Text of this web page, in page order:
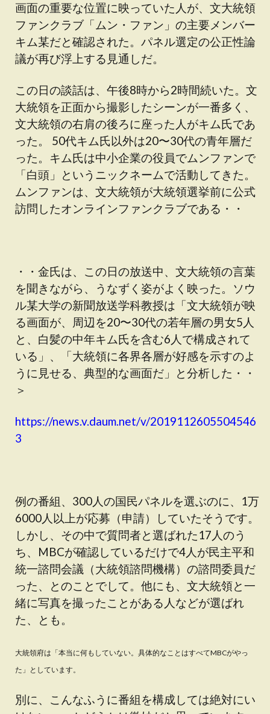
画面の重要な位置に映っていた人が、文大統領
ファンクラブ「ムン・ファン」の主要メンバー
キム某だと確認された。パネル選定の公正性論
議が再び浮上する見通し​​だ。
この日の談話は、午後8時から2時間続いた。文
大統領を正面から撮影したシーンが一番多く、
文大統領の右肩の後ろに座った人がキム氏であ
った。 50代キム氏以外は20〜30代の青年層だ
った。キム氏は中小企業の役員でムンファンで
「白頭」というニックネームで活動してきた。
ムンファンは、文大統領が大統領選挙前に公式
訪問したオンラインファンクラブである・・
・・金氏は、この日の放送中、文大統領の言葉
を聞きながら、うなずく姿がよく映った。ソウ
ル某大学の新聞放送学科教授は「文大統領が映
る画面が、周辺を20〜30代の若年層の男女5人
と、白髪の中年キム氏を含む6人で構成されて
いる」、「大統領に各界各層が好感を示すのよ
うに見せる、典型的な画面だ」と分析した・・
＞
https://news.v.daum.net/v/2019112605504546
3
例の番組、300人の国民パネルを選ぶのに、1万
6000人以上が応募（申請）していたそうです。
しかし、その中で質問者と選ばれた17人のう
ち、MBCが確認しているだけで4人が民主平和
統一諮問会議（大統領諮問機構）の諮問委員だ
った、とのことでして。他にも、文大統領と一
緒に写真を撮ったことがある人などが選ばれ
た、とも。
大統領府は「本当に何もしていない。具体的なことはすべてMBCがやっ
た」としています。
別に、こんなふうに番組を構成しては絶対にい